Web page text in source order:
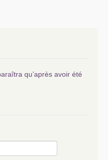
qu’après avoir été